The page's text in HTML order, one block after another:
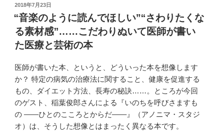
投
稿
日:
2018年7月23日
“音楽のように読んでほしい”“さわりたくな
る素材感”……こだわりぬいて医師が書い
た医療と芸術の本
医師が書いた本、というと、どういった本を想像します
か？ 特定の病気の治療法に関すること、健康を促進する
もの、ダイエット方法、長寿の秘訣……。ところが今回
のゲスト、稲葉俊郎さんによる『いのちを呼びさますも
の ――ひとのこころとからだ――』（アノニマ・スタジ
オ）は、そうした想像とはまったく異なる本です。